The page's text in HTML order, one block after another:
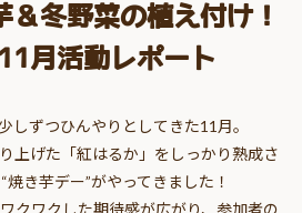
＆冬野菜の植え付け！
月活動レポート
しずつひんやりとしてきた11月。
上げた「紅はるか」をしっかり熟成さ
き芋デー”がやってきました！
クワクした期待感が広がり、参加者の